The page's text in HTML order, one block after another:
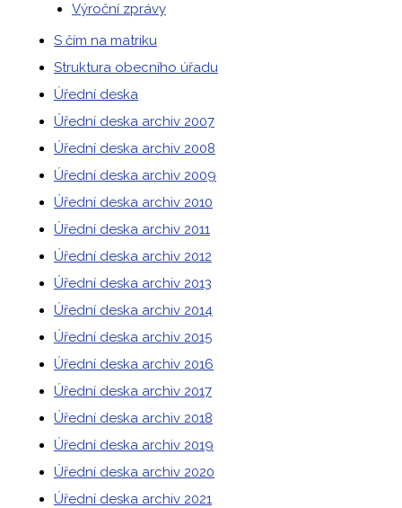
Výroční zprávy
S čím na matriku
Struktura obecního úřadu
Úřední deska
Úřední deska archiv 2007
Úřední deska archiv 2008
Úřední deska archiv 2009
Úřední deska archiv 2010
Úřední deska archiv 2011
Úřední deska archiv 2012
Úřední deska archiv 2013
Úřední deska archiv 2014
Úřední deska archiv 2015
Úřední deska archiv 2016
Úřední deska archiv 2017
Úřední deska archiv 2018
Úřední deska archiv 2019
Úřední deska archiv 2020
Úřední deska archiv 2021